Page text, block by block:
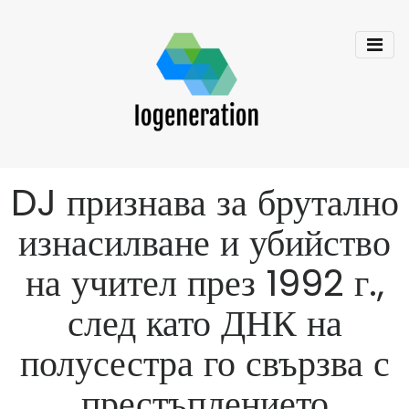
DJ признава за брутално
изнасилване и убийство
на учител през 1992 г.,
след като ДНК на
полусестра го свързва с